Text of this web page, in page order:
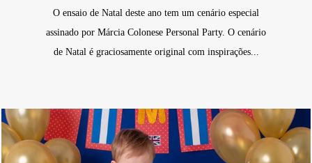
O ensaio de Natal deste ano tem um cenário especial
assinado por Márcia Colonese Personal Party. O cenário
de Natal é graciosamente original com inspirações...